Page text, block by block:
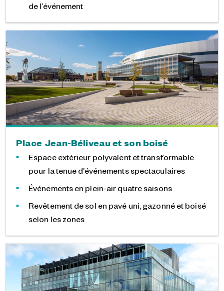
de l’événement
Place Jean-Béliveau et son boisé
Espace extérieur polyvalent et transformable
pour la tenue d’événements spectaculaires
Événements en plein-air quatre saisons
Revêtement de sol en pavé uni, gazonné et boisé
selon les zones